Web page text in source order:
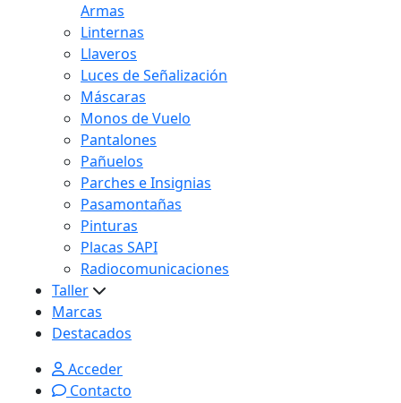
Armas
Linternas
Llaveros
Luces de Señalización
Máscaras
Monos de Vuelo
Pantalones
Pañuelos
Parches e Insignias
Pasamontañas
Pinturas
Placas SAPI
Radiocomunicaciones
Taller
Marcas
Destacados
Acceder
Contacto